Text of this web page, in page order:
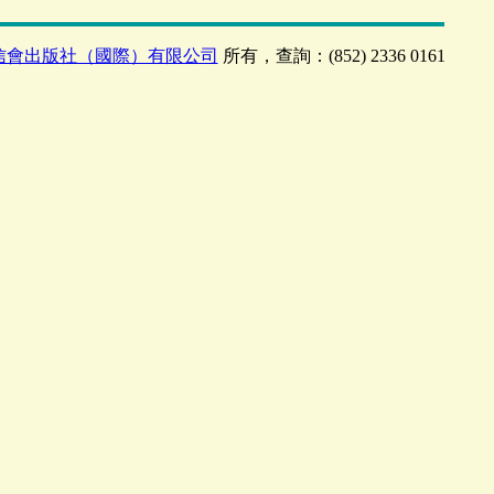
會出版社（國際）有限公司 所有，查詢：(852) 2336 0161